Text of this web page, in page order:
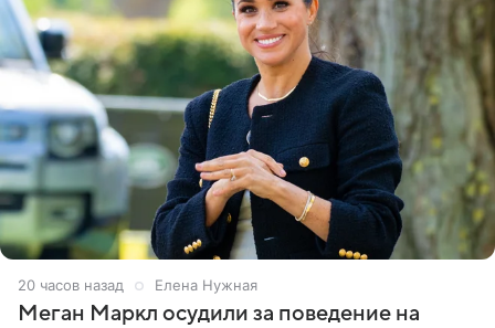
20 часов назад Елена Нужная
Меган Маркл осудили за поведение на